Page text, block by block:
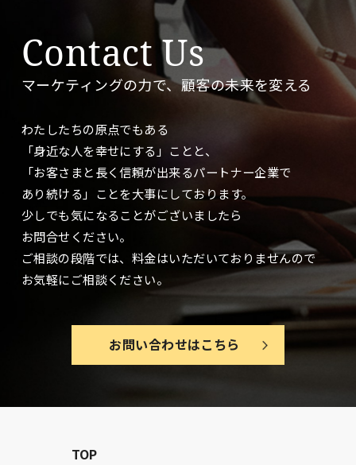
Contact Us
マーケティングの力で、顧客の未来を変える
わたしたちの原点でもある
「身近な人を幸せにする」ことと、
「お客さまと長く信頼が出来るパートナー企業で
あり続ける」ことを大事にしております。
少しでも気になることがございましたら
お問合せください。
ご相談の段階では、料金はいただいておりませんので
お気軽にご相談ください。
お問い合わせはこちら
TOP